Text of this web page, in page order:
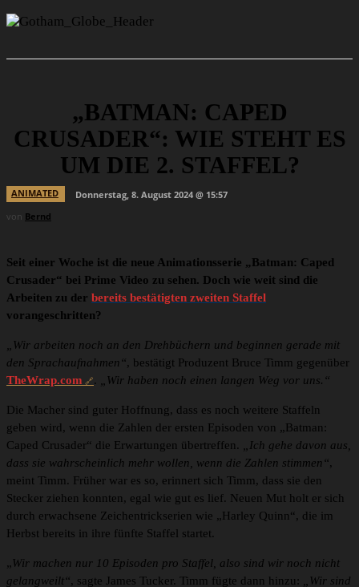
„BATMAN: CAPED
CRUSADER“: WIE STEHT ES
UM DIE 2. STAFFEL?
ANIMATED
Donnerstag, 8. August 2024 @ 15:57
von Bernd
Seit einer Woche ist die neue Animationsserie „Batman: Caped
Crusader“ bei Prime Video zu sehen. Doch wie weit sind die
Arbeiten zu der bereits bestätigten zweiten Staffel
vorangeschritten?
„Wir arbeiten noch an den Drehbüchern und beginnen gerade mit
den Sprachaufnahmen“, bestätigt Produzent Bruce Timm gegenüber
TheWrap.com
. „Wir haben noch einen langen Weg vor uns.“
Die Macher sind guter Hoffnung, dass es noch weitere Staffeln
geben wird, wenn die Zahlen der ersten Episoden von „Batman:
Caped Crusader“ die Erwartungen übertreffen. „Ich gehe davon aus,
dass sie wahrscheinlich mehr wollen, wenn die Zahlen stimmen“,
meint Timm. Früher war es so, erinnert sich Timm, dass sie den
Stecker ziehen konnten, egal wie gut es lief. Neuen Mut holt er sich
durch erwachsene Zeichentrickserien wie „Harley Quinn“, die im
Herbst bereits in ihre fünfte Staffel startet.
„Wir machen nur 10 Episoden pro Staffel, also sind wir noch nicht
gelangweilt“, sagte James Tucker. Timm fügte dann hinzu: „Wir sind